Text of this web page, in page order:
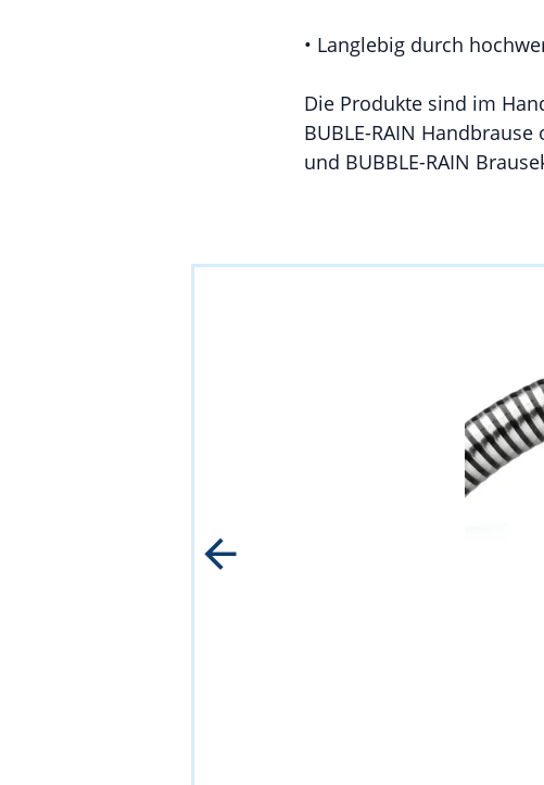
• Langlebig durch
Die Produkte sind im
BUBLE-RAIN
und BUBBLE-RAIN